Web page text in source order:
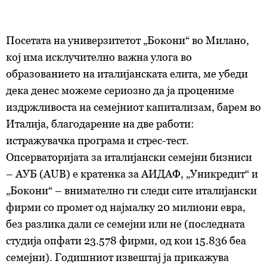
Посетата на универзитетот „Бокони“ во Милано,
кој има исклучително важна улога во
образованието на италијанската елита, ме убеди
дека денес можеме сериозно да ја процениме
издржливоста на семејниот капитализам, барем во
Италија, благодарение на две работи:
истражувачка програма и стрес-тест.
Опсерваторијата за италијански семејни бизниси
– АУБ (AUB) е кратенка за АИДАФ, „Уникредит“ и
„Бокони“ – внимателно ги следи сите италијански
фирми со промет од најмалку 20 милиони евра,
без разлика дали се семејни или не (последната
студија опфати 23.578 фирми, од кои 15.836 беа
семејни). Годишниот извештај ја прикажува